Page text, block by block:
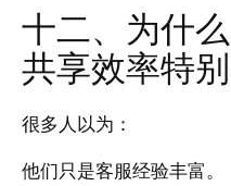
十二、为什
共享效率特
很多人以为：
他们只是客服经验丰富。